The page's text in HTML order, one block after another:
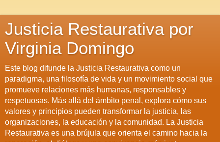
Justicia Restaurativa por
Virginia Domingo
Este blog difunde la Justicia Restaurativa como un
paradigma, una filosofía de vida y un movimiento social que
promueve relaciones más humanas, responsables y
respetuosas. Más allá del ámbito penal, explora cómo sus
valores y principios pueden transformar la justicia, las
organizaciones, la educación y la comunidad. La Justicia
Restaurativa es una brújula que orienta el camino hacia la